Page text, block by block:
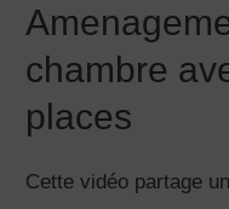
chambre
places
Cette vidéo partage